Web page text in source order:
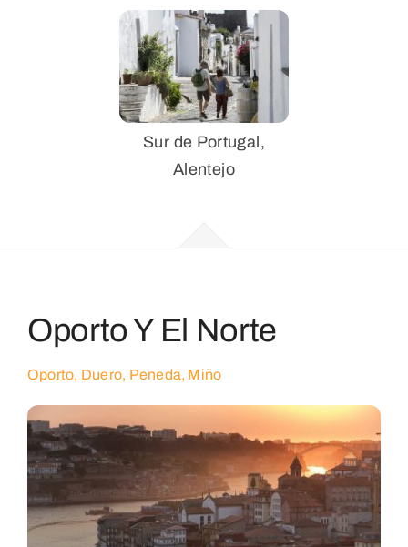
Sur de Portugal,
Alentejo
Oporto Y El Norte
Oporto, Duero, Peneda, Miño